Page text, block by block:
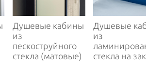
Душевые кабины
из
пескоструйного
стекла (матовые)
Душевые
из
стекла на